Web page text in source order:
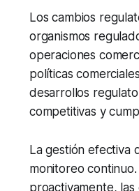
Los cambios
organismos
operaciones
políticas
desarrollos
competitivas y
La gestión efectiva
monitoreo
proactivamente,